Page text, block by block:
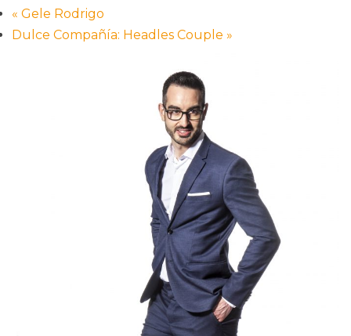
« Gele Rodrigo
Dulce Compañía: Headles Couple »